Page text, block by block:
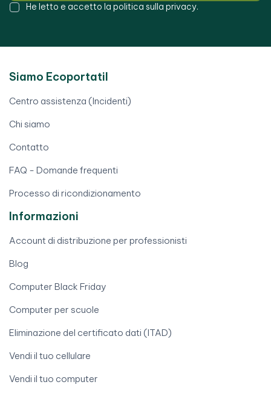
He letto e accetto la politica sulla privacy.
Siamo Ecoportatil
Centro assistenza (Incidenti)
Chi siamo
Contatto
FAQ - Domande frequenti
Processo di ricondizionamento
Informazioni
Account di distribuzione per professionisti
Blog
Computer Black Friday
Computer per scuole
Eliminazione del certificato dati (ITAD)
Vendi il tuo cellulare
Vendi il tuo computer